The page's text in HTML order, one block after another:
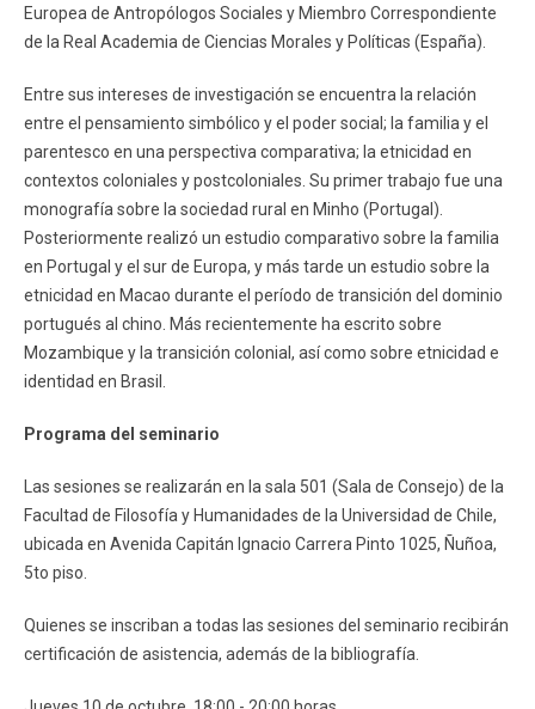
Europea de Antropólogos Sociales y Miembro Correspondiente
de la Real Academia de Ciencias Morales y Políticas (España).
Entre sus intereses de investigación se encuentra la relación
entre el pensamiento simbólico y el poder social; la familia y el
parentesco en una perspectiva comparativa; la etnicidad en
contextos coloniales y postcoloniales. Su primer trabajo fue una
monografía sobre la sociedad rural en Minho (Portugal).
Posteriormente realizó un estudio comparativo sobre la familia
en Portugal y el sur de Europa, y más tarde un estudio sobre la
etnicidad en Macao durante el período de transición del dominio
portugués al chino. Más recientemente ha escrito sobre
Mozambique y la transición colonial, así como sobre etnicidad e
identidad en Brasil.
Programa del seminario
Las sesiones se realizarán en la sala 501 (Sala de Consejo) de la
Facultad de Filosofía y Humanidades de la Universidad de Chile,
ubicada en Avenida Capitán Ignacio Carrera Pinto 1025, Ñuñoa,
5to piso.
Quienes se inscriban a todas las sesiones del seminario recibirán
certificación de asistencia, además de la bibliografía.